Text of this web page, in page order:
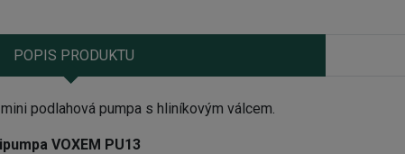
POPIS PRODUKTU
podlahová pumpa s hliníkovým válcem.
VOXEM PU13